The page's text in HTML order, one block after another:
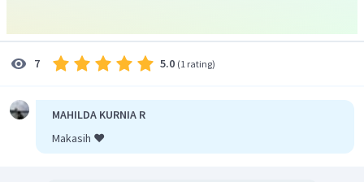
7 5.0 (1 rating)
MAHILDA KURNIA R
Makasih ❤️